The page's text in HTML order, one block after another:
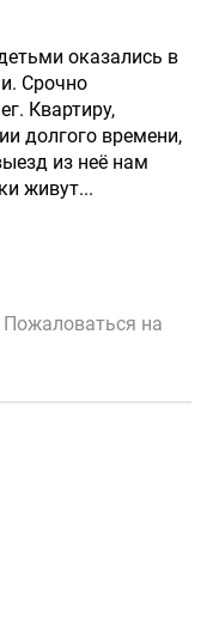
оказались в
Срочно
Квартиру,
долгого времени,
из неё нам
живут...
Пожаловаться на